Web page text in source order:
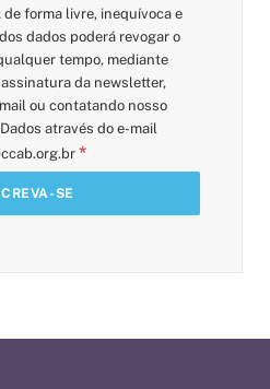
forma livre, inequívoca e
dados poderá revogar o
tempo, mediante
da newsletter,
ou contatando nosso
através do e-mail
*